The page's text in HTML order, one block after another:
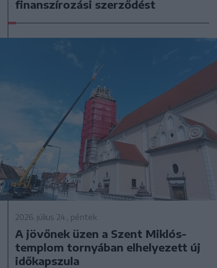
finanszírozási szerződést
2026. július 24., péntek
A jövőnek üzen a Szent Miklós-
templom tornyában elhelyezett új
időkapszula